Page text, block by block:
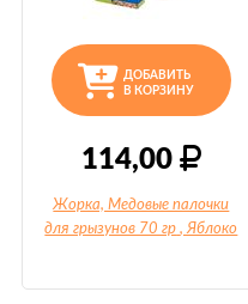
ДОБАВИТЬ
В КОРЗИНУ
114,00
Жорка, Медовые палочки
для грызунов 70 гр , Яблоко